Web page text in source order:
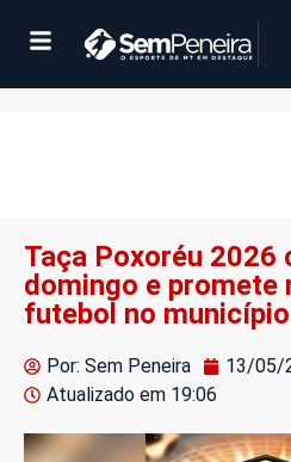
Taça Poxoréu 2026
domingo e promete
futebol no município
Por: Sem Peneira
13/05/
Atualizado em 19:06